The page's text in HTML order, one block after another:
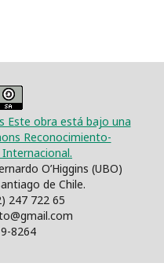
Este obra está bajo una
Reconocimiento-
O’Higgins (UBO)
de Chile.
247 722 65
8264